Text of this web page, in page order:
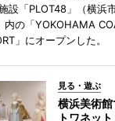
設「PLOT48」（横浜
内の「YOKOHAMA
」にオープンした。
見る・遊ぶ
横浜美術
トワネッ